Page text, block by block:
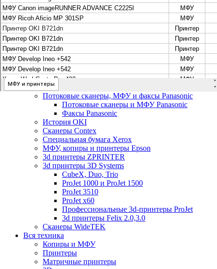
Принтеры и МФУ Canon
Сканеры Canon
Распродажа картриджей Canon
МФУ, сканеры, плоттеры и принтеры HP
Принтеры и МФУ HP
Плоттеры hp
МФУ, копиры и принтеры OKI
МФУ, копиры и принтеры RICOH
Ремонт и продажа копировальных аппаратов
Infotec
Потоковые сканеры, МФУ и факсы Panasonic
Потоковые сканеры и МФУ Panasonic
Факсы Panasonic
История OKI
Сканеры Contex
Специальная бумага Xerox
МФУ, копиры и принтеры Epson
3d принтеры ZPRINTER
3d принтеры 3D Systems
CubeX, Duo, Trio
ProJet 1000 и ProJet 1500
ProJet 3510
ProJet x60
Профессиональные 3d-принтеры ProJet
3d принтеры Felix 2.0,3.0
Сканеры WideTEK
Вся техника
Копиры и МФУ
Принтеры
Матричные принтеры